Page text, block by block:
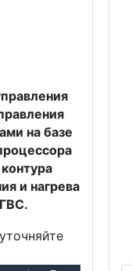
на базе
и нагрева
ГВС.